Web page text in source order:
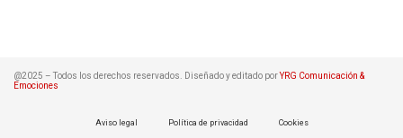
@2025 – Todos los derechos reservados. Diseñado y editado porYRG Comunicación &
Emociones
Aviso legal Política de privacidad Cookies